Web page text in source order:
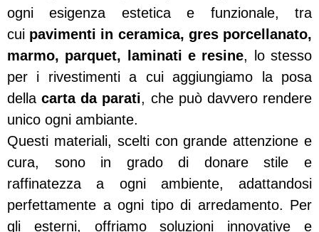
ogni esigenza estetica e funzionale, tra
cui pavimenti in ceramica, gres porcellanato,
marmo, parquet, laminati e resine, lo stesso
per i rivestimenti a cui aggiungiamo la posa
dellacarta da parati, che può davvero rendere
unico ogni ambiante.
Questi materiali, scelti con grande attenzione e
cura, sono in grado di donare stile e
raffinatezza a ogni ambiente, adattandosi
perfettamente a ogni tipo di arredamento. Per
gli esterni, offriamo soluzioni innovative e